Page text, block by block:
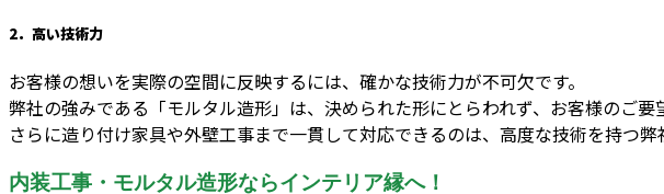
2．高い技術力
お客様の想いを実際の空間に反映するには、確かな技術力が不可欠です。
弊社の強みである「モルタル造形」は、決められた形にとらわれず、お客様のご要
さらに造り付け家具や外壁工事まで一貫して対応できるのは、高度な技術を持つ弊
内装工事・モルタル造形ならインテリア縁へ！